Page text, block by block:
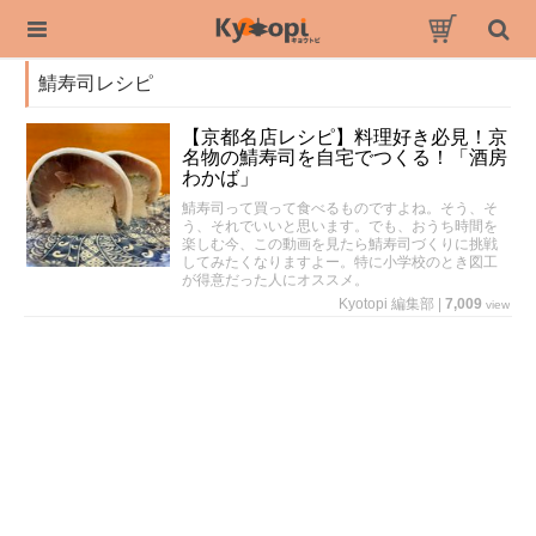
鯖寿司レシピ
【京都名店レシピ】料理好き必見！京
名物の鯖寿司を自宅でつくる！「酒房
わかば」
鯖寿司って買って食べるものですよね。そう、そ
う、それでいいと思います。でも、おうち時間を
楽しむ今、この動画を見たら鯖寿司づくりに挑戦
してみたくなりますよー。特に小学校のとき図工
が得意だった人にオススメ。
Kyotopi 編集部
7,009 view